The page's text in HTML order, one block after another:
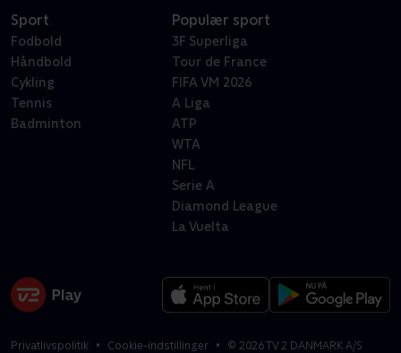
Sport
Fodbold
Håndbold
Cykling
Tennis
Badminton
Populær sport
3F Superliga
Tour de France
FIFA VM 2026
A Liga
ATP
WTA
NFL
Serie A
Diamond League
La Vuelta
Privatlivspolitik Cookie-indstillinger © 2026TV 2 DANMARK A/S